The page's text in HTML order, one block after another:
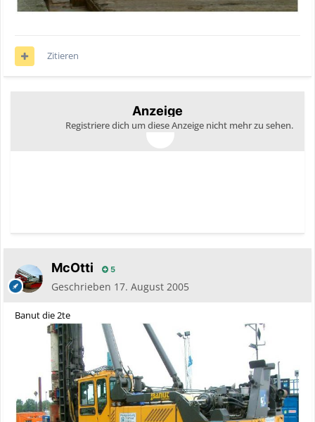
Zitieren
Anzeige
Registriere dich um diese Anzeige nicht mehr zu sehen.
McOtti 5
Geschrieben 17. August 2005
Banut die 2te